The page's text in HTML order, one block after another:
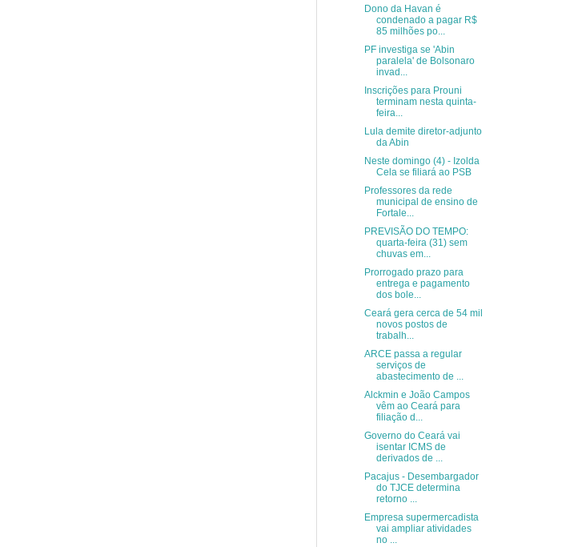
Dono da Havan é
condenado a pagar R$
85 milhões po...
PF investiga se 'Abin
paralela' de Bolsonaro
invad...
Inscrições para Prouni
terminam nesta quinta-
feira...
Lula demite diretor-adjunto
da Abin
Neste domingo (4) - Izolda
Cela se filiará ao PSB
Professores da rede
municipal de ensino de
Fortale...
PREVISÃO DO TEMPO:
quarta-feira (31) sem
chuvas em...
Prorrogado prazo para
entrega e pagamento
dos bole...
Ceará gera cerca de 54 mil
novos postos de
trabalh...
ARCE passa a regular
serviços de
abastecimento de ...
Alckmin e João Campos
vêm ao Ceará para
filiação d...
Governo do Ceará vai
isentar ICMS de
derivados de ...
Pacajus - Desembargador
do TJCE determina
retorno ...
Empresa supermercadista
vai ampliar atividades
no ...